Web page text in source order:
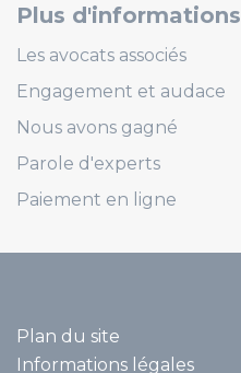
Plus d'informations
Les avocats associés
Engagement et audace
Nous avons gagné
Parole d'experts
Paiement en ligne
Plan du site
Informations légales